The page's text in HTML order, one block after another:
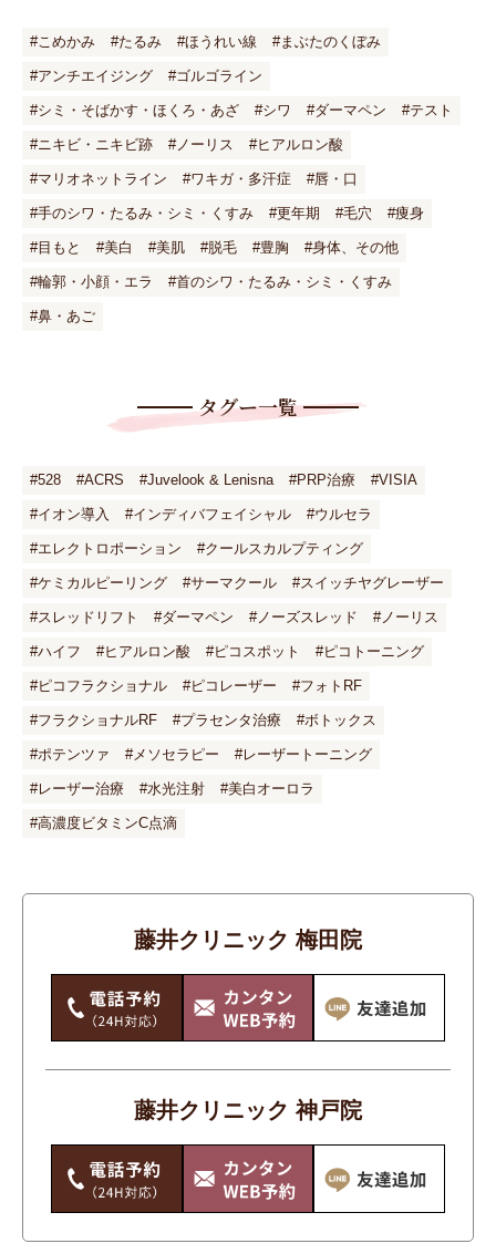
#こめかみ #たるみ #ほうれい線 #まぶたのくぼみ
#アンチエイジング #ゴルゴライン
#シミ・そばかす・ほくろ・あざ #シワ #ダーマペン #テスト
#ニキビ・ニキビ跡 #ノーリス #ヒアルロン酸
#マリオネットライン #ワキガ・多汗症 #唇・口
#手のシワ・たるみ・シミ・くすみ #更年期 #毛穴 #痩身
#目もと #美白 #美肌 #脱毛 #豊胸 #身体、その他
#輪郭・小顔・エラ #首のシワ・たるみ・シミ・くすみ
#鼻・あご
タグー一覧
#528 #ACRS #Juvelook & Lenisna #PRP治療 #VISIA
#イオン導入 #インディバフェイシャル #ウルセラ
#エレクトロポーション #クールスカルプティング
#ケミカルピーリング #サーマクール #スイッチヤグレーザー
#スレッドリフト #ダーマペン #ノーズスレッド #ノーリス
#ハイフ #ヒアルロン酸 #ピコスポット #ピコトーニング
#ピコフラクショナル #ピコレーザー #フォトRF
#フラクショナルRF #プラセンタ治療 #ボトックス
#ポテンツァ #メソセラピー #レーザートーニング
#レーザー治療 #水光注射 #美白オーロラ
#高濃度ビタミンC点滴
藤井クリニック 梅田院
藤井クリニック 神戸院